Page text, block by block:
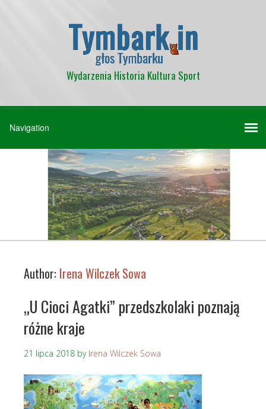
Wydarzenia Historia Kultura Sport
Author: Irena Wilczek Sowa
„U Cioci Agatki” przedszkolaki poznają
różne kraje
21 lipca 2018 by Irena Wilczek Sowa